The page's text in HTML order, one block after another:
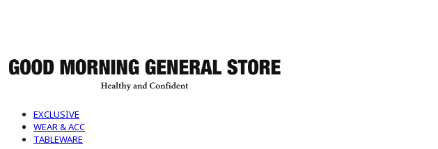
EXCLUSIVE
WEAR & ACC
TABLEWARE